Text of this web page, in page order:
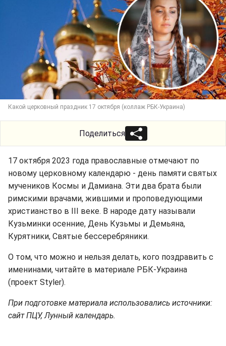
Какой церковный праздник 17 октября (коллаж РБК-Украина)
Поделиться
17 октября 2023 года православные отмечают по
новому церковному календарю - день памяти святых
мучеников Космы и Дамиана. Эти два брата были
римскими врачами, жившими и проповедующими
христианство в III веке. В народе дату называли
Кузьминки осенние, День Кузьмы и Демьяна,
Курятники, Святые бессеребряники.
О том, что можно и нельзя делать, кого поздравить с
именинами, читайте в материале РБК-Украина
(проект Styler).
При подготовке материала использовались источники:
сайт ПЦУ, Лунный календарь.